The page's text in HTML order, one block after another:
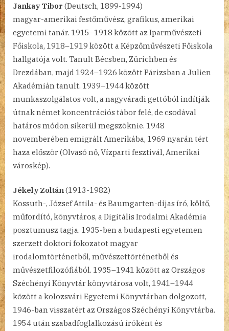
Jankay Tibor (Deutsch, 1899-1994)
magyar-amerikai festőművész, grafikus, amerikai
egyetemi tanár. 1915–1918 között az Iparművészeti
Főiskola, 1918–1919 között a Képzőművészeti Főiskola
hallgatója volt. Tanult Bécsben, Zürichben és
Drezdában, majd 1924–1926 között Párizsban a Julien
Akadémián tanult. 1939–1944 között
munkaszolgálatos volt, a nagyváradi gettóból indítják
útnak német koncentrációs tábor felé, de csodával
határos módon sikerül megszöknie. 1948
novemberében emigrált Amerikába, 1969 nyarán tért
haza először (Olvasó nő, Vízparti fesztivál, Amerikai
városkép).
Jékely Zoltán(1913-1982)
Kossuth-, József Attila- és Baumgarten-díjas író, költő,
műfordító, könyvtáros, a Digitális Irodalmi Akadémia
posztumusz tagja. 1935-ben a budapesti egyetemen
szerzett doktori fokozatot magyar
irodalomtörténetből, művészettörténetből és
művészetfilozófiából. 1935–1941 között az Országos
Széchényi Könyvtár könyvtárosa volt, 1941–1944
között a kolozsvári Egyetemi Könyvtárban dolgozott,
1946-ban visszatért az Országos Széchényi Könyvtárba.
1954 után szabadfoglalkozású íróként és